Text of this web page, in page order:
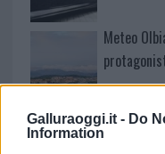
Galluraoggi.it - Do
Information
Meteo
Test
fine agosto